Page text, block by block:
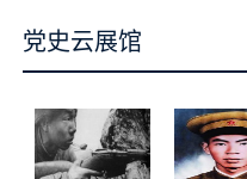
党史云展馆